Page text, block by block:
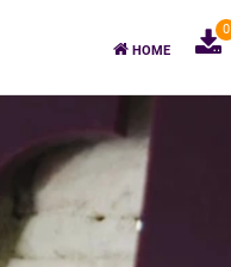
HOME
0